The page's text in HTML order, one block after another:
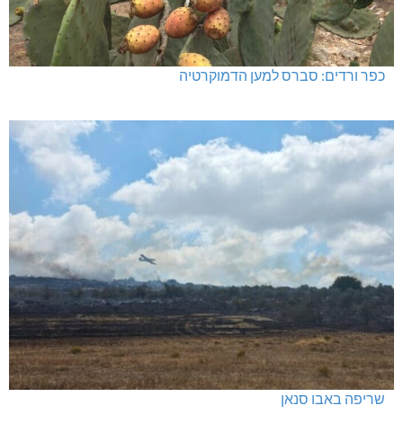
כפר ורדים: סברס למען הדמוקרטיה
שריפה באבו סנאן